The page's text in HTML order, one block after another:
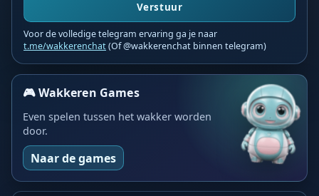
Verstuur
Voor de volledige telegram ervaring ga je naar
t.me/wakkerenchat(Of @wakkerenchat binnen telegram)
🎮 Wakkeren Games
Even spelen tussen het wakker worden
door.
Naar de games